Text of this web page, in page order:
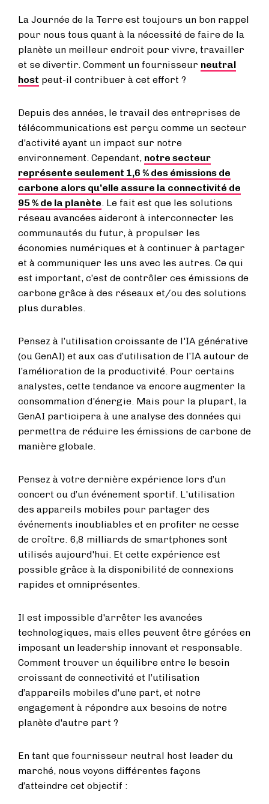
La Journée de la Terre est toujours un bon rappel
pour nous tous quant à la nécessité de faire de la
planète un meilleur endroit pour vivre, travailler
et se divertir. Comment un fournisseur neutral
host peut-il contribuer à cet effort ?
Depuis des années, le travail des entreprises de
télécommunications est perçu comme un secteur
d'activité ayant un impact sur notre
environnement. Cependant, notre secteur
représente seulement 1,6 % des émissions de
carbone alors qu'elle assure la connectivité de
95 % de la planète. Le fait est que les solutions
réseau avancées aideront à interconnecter les
communautés du futur, à propulser les
économies numériques et à continuer à partager
et à communiquer les uns avec les autres. Ce qui
est important, c’est de contrôler ces émissions de
carbone grâce à des réseaux et/ou des solutions
plus durables.
Pensez à l’utilisation croissante de l'IA générative
(ou GenAI) et aux cas d’utilisation de l’IA autour de
l’amélioration de la productivité. Pour certains
analystes, cette tendance va encore augmenter la
consommation d'énergie. Mais pour la plupart, la
GenAI participera à une analyse des données qui
permettra de réduire les émissions de carbone de
manière globale.
Pensez à votre dernière expérience lors d’un
concert ou d’un événement sportif. L'utilisation
des appareils mobiles pour partager des
événements inoubliables et en profiter ne cesse
de croître. 6,8 milliards de smartphones sont
utilisés aujourd'hui. Et cette expérience est
possible grâce à la disponibilité de connexions
rapides et omniprésentes.
Il est impossible d'arrêter les avancées
technologiques, mais elles peuvent être gérées en
imposant un leadership innovant et responsable.
Comment trouver un équilibre entre le besoin
croissant de connectivité et l’utilisation
d’appareils mobiles d'une part, et notre
engagement à répondre aux besoins de notre
planète d'autre part ?
En tant que fournisseur neutral host leader du
marché, nous voyons différentes façons
d’atteindre cet objectif :